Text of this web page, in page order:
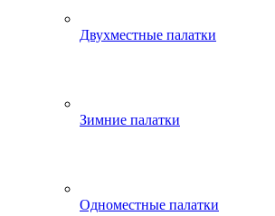
Двухместные палатки
Зимние палатки
Одноместные палатки